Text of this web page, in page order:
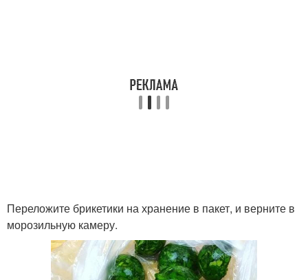
Переложите брикетики на хранение в пакет, и верните в
морозильную камеру.